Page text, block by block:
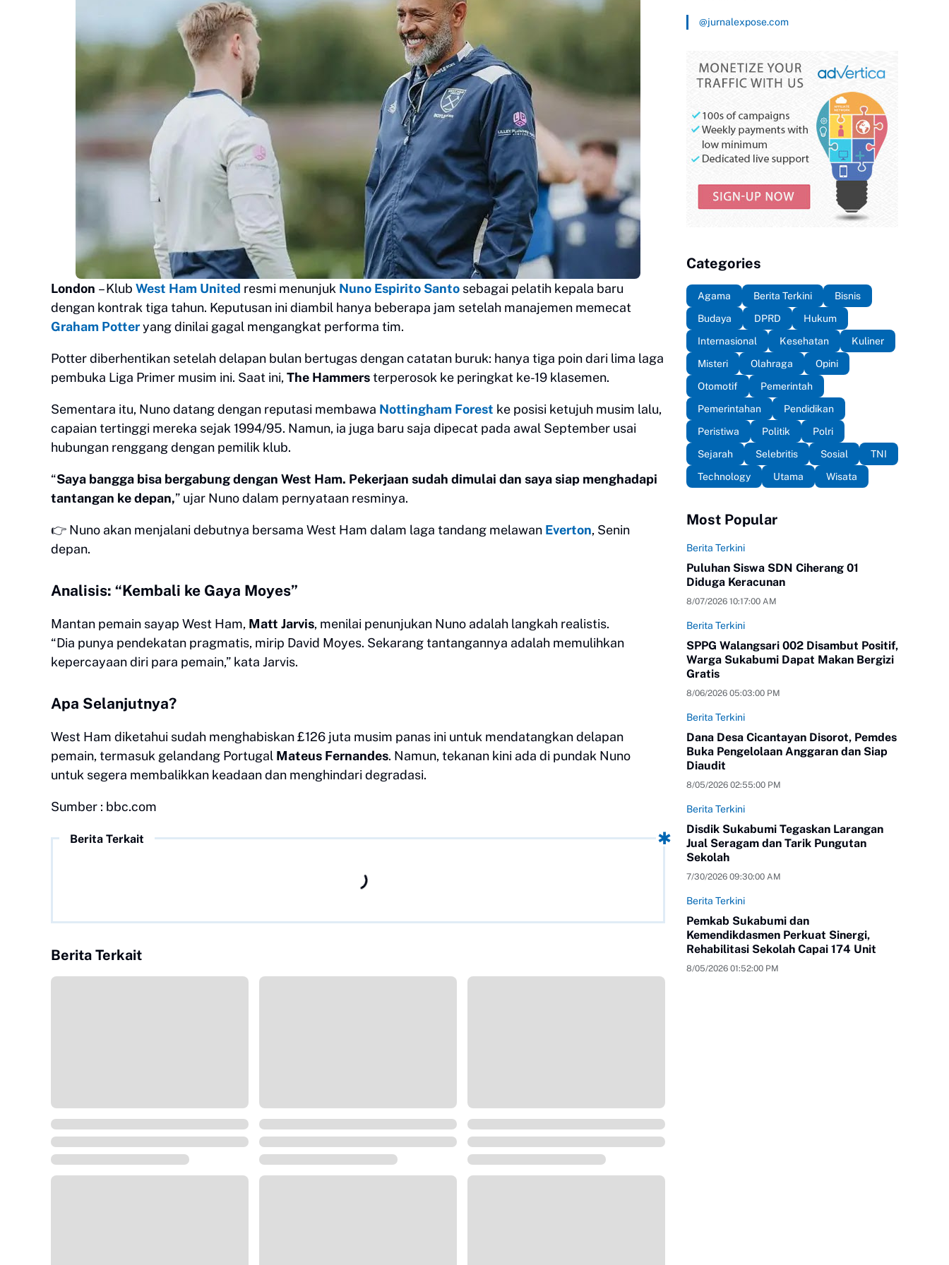
London – Klub West Ham United resmi menunjuk Nuno Espirito Santo sebagai pelatih kepala baru
dengan kontrak tiga tahun. Keputusan ini diambil hanya beberapa jam setelah manajemen memecat
Graham Potteryang dinilai gagal mengangkat performa tim.
Potter diberhentikan setelah delapan bulan bertugas dengan catatan buruk: hanya tiga poin dari lima laga
pembuka Liga Primer musim ini. Saat ini, The Hammersterperosok ke peringkat ke-19 klasemen.
Sementara itu, Nuno datang dengan reputasi membawa Nottingham Forest ke posisi ketujuh musim lalu,
capaian tertinggi mereka sejak 1994/95. Namun, ia juga baru saja dipecat pada awal September usai
hubungan renggang dengan pemilik klub.
“Saya bangga bisa bergabung dengan West Ham. Pekerjaan sudah dimulai dan saya siap menghadapi
tantangan ke depan,” ujar Nuno dalam pernyataan resminya.
👉 Nuno akan menjalani debutnya bersama West Ham dalam laga tandang melawan Everton, Senin
depan.
Analisis: “Kembali ke Gaya Moyes”
Mantan pemain sayap West Ham, Matt Jarvis, menilai penunjukan Nuno adalah langkah realistis.
“Dia punya pendekatan pragmatis, mirip David Moyes. Sekarang tantangannya adalah memulihkan
kepercayaan diri para pemain,” kata Jarvis.
Apa Selanjutnya?
West Ham diketahui sudah menghabiskan £126 juta musim panas ini untuk mendatangkan delapan
pemain, termasuk gelandang Portugal Mateus Fernandes. Namun, tekanan kini ada di pundak Nuno
untuk segera membalikkan keadaan dan menghindari degradasi.
Sumber : bbc.com
Berita Terkait
Berita Terkait
@jurnalexpose.com
Categories
Agama Berita Terkini
Bisnis
Budaya
DPRD
Hukum
Internasional
Kesehatan
Kuliner
Misteri
Olahraga
Opini
Otomotif
Pemerintah
Pemerintahan
Pendidikan
Peristiwa
Politik
Polri
Sejarah
Selebritis Sosial
TNI
Technology
Utama Wisata
Most Popular
Berita Terkini
Puluhan Siswa SDN Ciherang 01
Diduga Keracunan
8/07/2026 10:17:00 AM
Berita Terkini
SPPG Walangsari 002 Disambut Positif,
Warga Sukabumi Dapat Makan Bergizi
Gratis
8/06/2026 05:03:00 PM
Berita Terkini
Dana Desa Cicantayan Disorot, Pemdes
Buka Pengelolaan Anggaran dan Siap
Diaudit
8/05/2026 02:55:00 PM
Berita Terkini
Disdik Sukabumi Tegaskan Larangan
Jual Seragam dan Tarik Pungutan
Sekolah
7/30/2026 09:30:00 AM
Berita Terkini
Pemkab Sukabumi dan
Kemendikdasmen Perkuat Sinergi,
Rehabilitasi Sekolah Capai 174 Unit
8/05/2026 01:52:00 PM